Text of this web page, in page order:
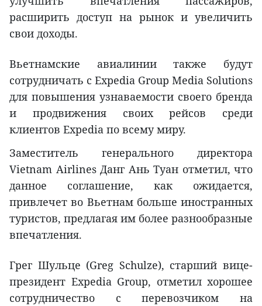
расширить доступ на рынок и увеличить
свои доходы.
Вьетнамские авиалинии также будут
сотрудничать с Expedia Group Media Solutions
для повышения узнаваемости своего бренда
и продвижения своих рейсов среди
клиентов Expedia по всему миру.
Заместитель генерального директора
Vietnam Airlines Данг Ань Туан отметил, что
данное соглашение, как ожидается,
привлечет во Вьетнам больше иностранных
туристов, предлагая им более разнообразные
впечатления.
Грег Шульце (Greg Schulze), старший вице-
президент Expedia Group, отметил хорошее
сотрудничество с перевозчиком на